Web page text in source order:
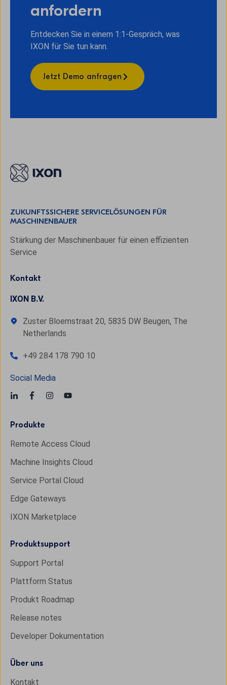
anfordern
Entdecken Sie in einem 1:1-Gespräch, was
IXON für Sie tun kann.
Jetzt Demo anfragen
ZUKUNFTSSICHERE SERVICELÖSUNGEN FÜR
MASCHINENBAUER
Stärkung der Maschinenbauer für einen effizienten
Service
Kontakt
IXON B.V.
Zuster Bloemstraat 20, 5835 DW Beugen, The
Netherlands
+49 284 178 790 10
Social Media
Produkte
Remote Access Cloud
Machine Insights Cloud
Service Portal Cloud
Edge Gateways
IXON Marketplace
Produktsupport
Support Portal
Plattform Status
Produkt Roadmap
Release notes
Developer Dokumentation
Über uns
Kontakt